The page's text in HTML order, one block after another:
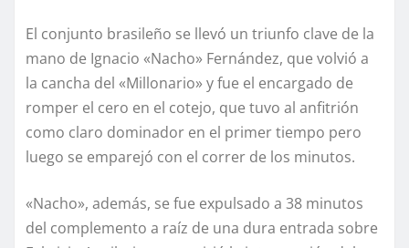
El conjunto brasileño se llevó un triunfo clave de la
mano de Ignacio «Nacho» Fernández, que volvió a
la cancha del «Millonario» y fue el encargado de
romper el cero en el cotejo, que tuvo al anfitrión
como claro dominador en el primer tiempo pero
luego se emparejó con el correr de los minutos.
«Nacho», además, se fue expulsado a 38 minutos
del complemento a raíz de una dura entrada sobre